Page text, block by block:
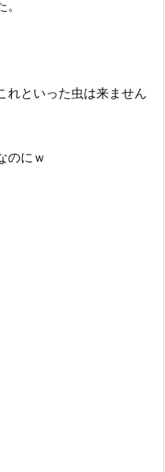
れといった虫は来ません
のにｗ